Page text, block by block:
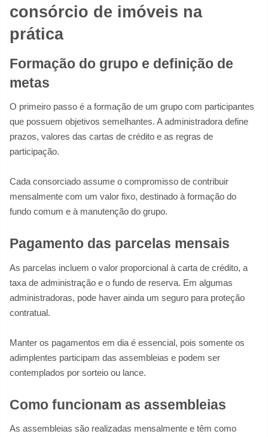
consórcio de imóveis na
prática
Formação do grupo e definição de
metas
O primeiro passo é a formação de um grupo com participantes
que possuem objetivos semelhantes. A administradora define
prazos, valores das cartas de crédito e as regras de
participação.
Cada consorciado assume o compromisso de contribuir
mensalmente com um valor fixo, destinado à formação do
fundo comum e à manutenção do grupo.
Pagamento das parcelas mensais
As parcelas incluem o valor proporcional à carta de crédito, a
taxa de administração e o fundo de reserva. Em algumas
administradoras, pode haver ainda um seguro para proteção
contratual.
Manter os pagamentos em dia é essencial, pois somente os
adimplentes participam das assembleias e podem ser
contemplados por sorteio ou lance.
Como funcionam as assembleias
As assembleias são realizadas mensalmente e têm como